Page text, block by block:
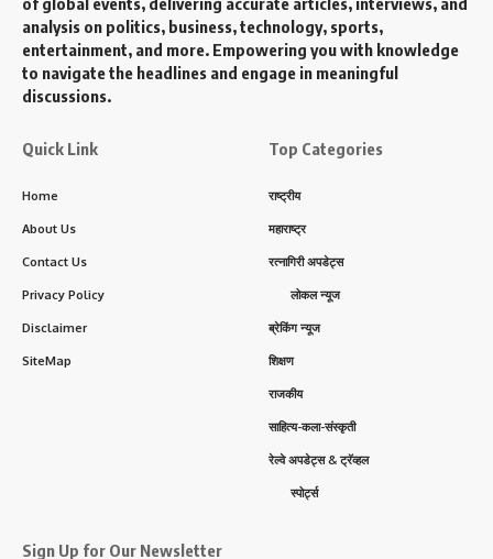
analysis on politics, business, technology, sports,
entertainment, and more. Empowering you with knowledge
to navigate the headlines and engage in meaningful
discussions.
Quick Link
Home
About Us
Contact Us
Privacy Policy
Disclaimer
SiteMap
Top Categories
राष्ट्रीय
महाराष्ट्र
रत्नागिरी अपडेट्स
लोकल न्यूज
ब्रेकिंग न्यूज
शिक्षण
राजकीय
साहित्य-कला-संस्कृती
रेल्वे अपडेट्स & ट्रॅव्हल
स्पोर्ट्स
Sign Up for Our Newsletter